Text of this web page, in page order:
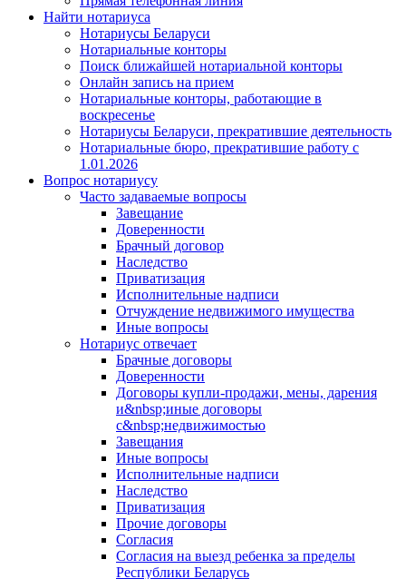
Найти нотариуса
Нотариусы Беларуси
Нотариальные конторы
Поиск ближайшей нотариальной конторы
Онлайн запись на прием
Нотариальные конторы, работающие в
воскресенье
Нотариусы Беларуси, прекратившие деятельность
Нотариальные бюро, прекратившие работу с
1.01.2026
Вопрос нотариусу
Часто задаваемые вопросы
Завещание
Доверенности
Брачный договор
Наследство
Приватизация
Исполнительные надписи
Отчуждение недвижимого имущества
Иные вопросы
Нотариус отвечает
Брачные договоры
Доверенности
Договоры купли-продажи, мены, дарения
и&nbsp;иные договоры
с&nbsp;недвижимостью
Завещания
Иные вопросы
Исполнительные надписи
Наследство
Приватизация
Прочие договоры
Согласия
Согласия на выезд ребенка за пределы
Республики Беларусь